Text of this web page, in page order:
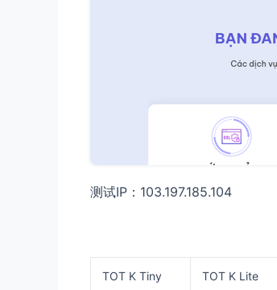
测试IP：103.197.185.104
TOT K Tiny TOT K Lite